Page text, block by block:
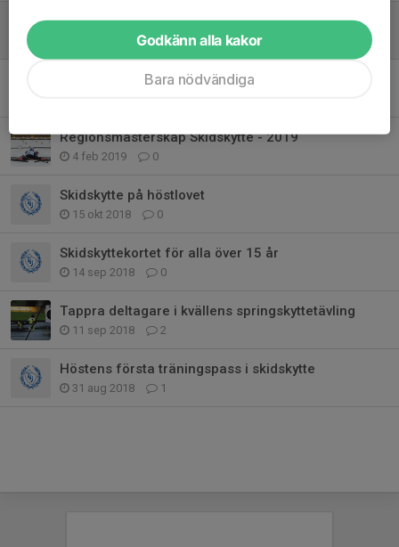
Skidskyttekortet!
0
Luftgevär till salu
Regionsmästerskap Skidskytte - 2019
4 feb 2019 0
Skidskytte på höstlovet
15 okt 2018 0
Skidskyttekortet för alla över 15 år
14 sep 2018 0
Tappra deltagare i kvällens springskyttetävling
11 sep 2018 2
Höstens första träningspass i skidskytte
31 aug 2018 1
Godkänn alla kakor
Bara nödvändiga